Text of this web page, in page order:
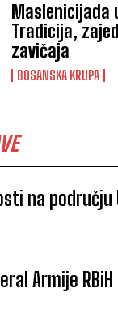
Maslenicijada
Tradicija,
zavičaja
BOSANSKA KRUPA
na
Armije